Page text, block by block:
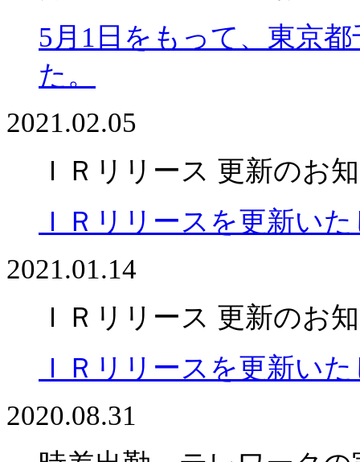
5月1日をもって、東京
た。
2021.02.05
ＩＲリリース 更新のお
ＩＲリリースを更新い
2021.01.14
ＩＲリリース 更新のお
ＩＲリリースを更新い
2020.08.31